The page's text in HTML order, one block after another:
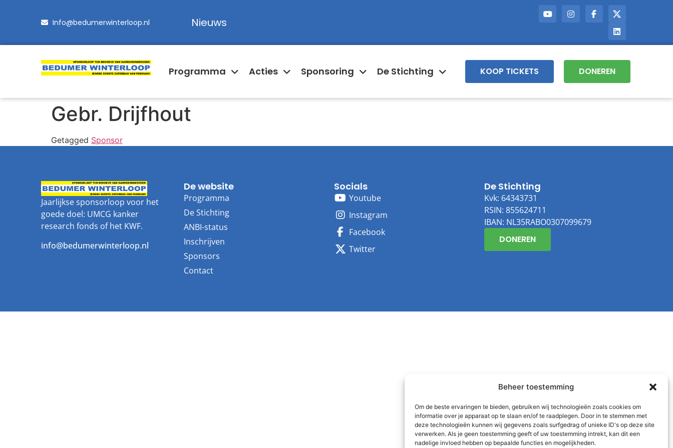
Beheer toestemming
Om de beste ervaringen te bieden, gebruiken wij technologieën zoals cookies om
informatie over je apparaat op te slaan en/of te raadplegen. Door in te stemmen met
deze technologieën kunnen wij gegevens zoals surfgedrag of unieke ID's op deze site
verwerken. Als je geen toestemming geeft of uw toestemming intrekt, kan dit een
nadelige invloed hebben op bepaalde functies en mogelijkheden.
Info@bedumerwinterloop.nl Nieuws
Programma Acties Sponsoring De Stichting KOOP TICKETS DONEREN
Gebr. Drijfhout
Getagged Sponsor
Jaarlijkse sponsorloop voor het
goede doel: UMCG kanker
research fonds of het KWF.
info@bedumerwinterloop.nl
De website
Programma
De Stichting
ANBI-status
Inschrijven
Sponsors
Contact
Socials
Youtube
Instagram
Facebook
Twitter
De Stichting
Kvk: 64343731
RSIN: 855624711
IBAN: NL35RABO0307099679
DONEREN